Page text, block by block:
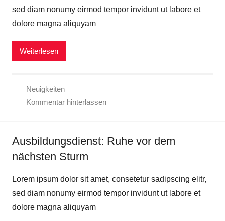
sed diam nonumy eirmod tempor invidunt ut labore et
dolore magna aliquyam
Weiterlesen
Neuigkeiten
Kommentar hinterlassen
Ausbildungsdienst: Ruhe vor dem
nächsten Sturm
Lorem ipsum dolor sit amet, consetetur sadipscing elitr,
sed diam nonumy eirmod tempor invidunt ut labore et
dolore magna aliquyam